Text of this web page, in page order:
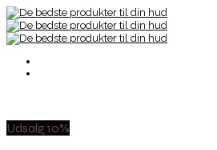
Udsalg 10%